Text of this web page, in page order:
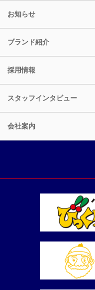
お知らせ
ブランド紹介
採用情報
スタッフインタビュー
会社案内